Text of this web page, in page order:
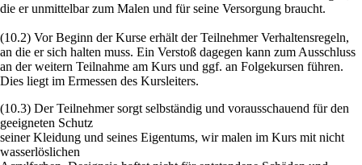
die er unmittelbar zum Malen und für seine Versorgung braucht.
(10.2) Vor Beginn der Kurse erhält der Teilnehmer Verhaltensregeln,
an die er sich halten muss. Ein Verstoß dagegen kann zum Ausschluss
an der weitern Teilnahme am Kurs und ggf. an Folgekursen führen.
Dies liegt im Ermessen des Kursleiters.
(10.3) Der Teilnehmer sorgt selbständig und vorausschauend für den
geeigneten Schutz
seiner Kleidung und seines Eigentums, wir malen im Kurs mit nicht
wasserlöslichen